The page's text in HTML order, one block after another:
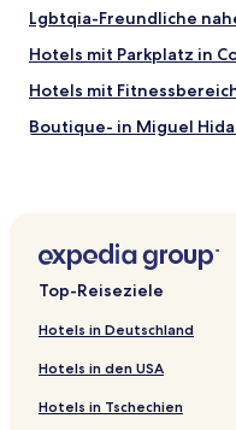
Lgbtqia-Freundliche
Hotels mit Parkplatz in
Hotels mit
Boutique- in Miguel
Familien in Mexiko-Stadt
Hotels mit Parkplatz in
Lgbtqia-Freundliche in
Günstige in Benito Juárez
Hotels mit Parkplatz in
Top-Reiseziele
Hotels in Deutschland
Hotels in den USA
Hotels in Tschechien